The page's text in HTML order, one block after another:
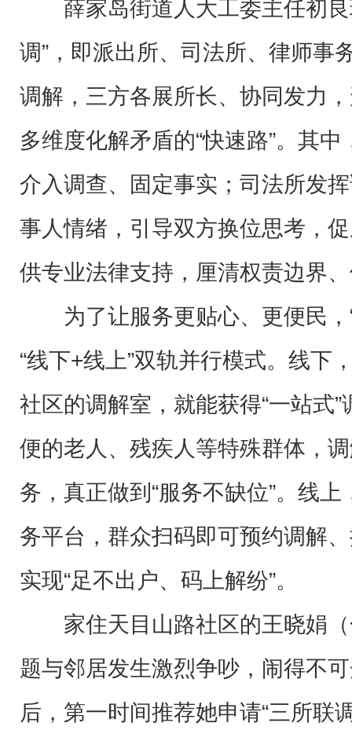
薛家岛街道人大工委主任初
调”，即派出所、司法所、律师事
调解，三方各展所长、协同发力
多维度化解矛盾的“快速路”。其
介入调查、固定事实；司法所发
事人情绪，引导双方换位思考，
供专业法律支持，厘清权责边界
为了让服务更贴心、更便民
“线下+线上”双轨并行模式。线下
社区的调解室，就能获得“一站式
便的老人、残疾人等特殊群体，
务，真正做到“服务不缺位”。线上
务平台，群众扫码即可预约调解
实现“足不出户、码上解纷”。
家住天目山路社区的王晓娟
题与邻居发生激烈争吵，闹得不
后，第一时间推荐她申请“三所联